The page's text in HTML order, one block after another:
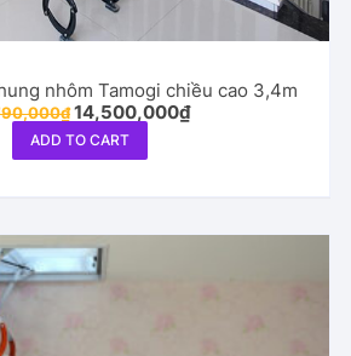
nhôm Tamogi chiều cao 3,4m
₫Original
price
was:
18,790,000₫.
14,500,000₫Current
price
ADD TO CART